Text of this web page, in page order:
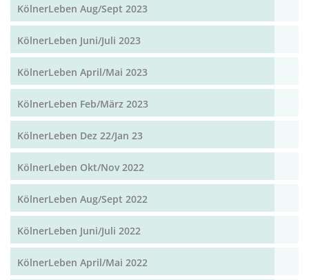
KölnerLeben Aug/Sept 2023
KölnerLeben Juni/Juli 2023
KölnerLeben April/Mai 2023
KölnerLeben Feb/März 2023
KölnerLeben Dez 22/Jan 23
KölnerLeben Okt/Nov 2022
KölnerLeben Aug/Sept 2022
KölnerLeben Juni/Juli 2022
KölnerLeben April/Mai 2022